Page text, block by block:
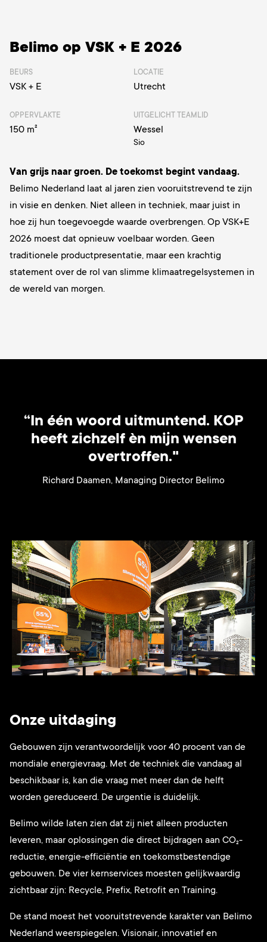
BEURS
VSK + E
LOCATIE
Utrecht
OPPERVLAKTE
150 m²
UITGELICHT TEAMLID
Wessel
Sio
Belimo op VSK + E 2026
Van grijs naar groen. De toekomst begint vandaag.
Belimo Nederland laat al jaren zien vooruitstrevend te zijn
in visie en denken. Niet alleen in techniek, maar juist in
hoe zij hun toegevoegde waarde overbrengen. Op VSK+E
2026 moest dat opnieuw voelbaar worden. Geen
traditionele productpresentatie, maar een krachtig
statement over de rol van slimme klimaatregelsystemen in
de wereld van morgen.
“In één woord uitmuntend. KOP
heeft zichzelf èn mijn wensen
overtroffen."
Richard Daamen, Managing Director Belimo
Onze uitdaging
Gebouwen zijn verantwoordelijk voor 40 procent van de
mondiale energievraag. Met de techniek die vandaag al
beschikbaar is, kan die vraag met meer dan de helft
worden gereduceerd. De urgentie is duidelijk.
Belimo wilde laten zien dat zij niet alleen producten
leveren, maar oplossingen die direct bijdragen aan CO₂-
reductie, energie-efficiëntie en toekomstbestendige
gebouwen. De vier kernservices moesten gelijkwaardig
zichtbaar zijn: Recycle, Prefix, Retrofit en Training.
De stand moest het vooruitstrevende karakter van Belimo
Nederland weerspiegelen. Visionair, innovatief en